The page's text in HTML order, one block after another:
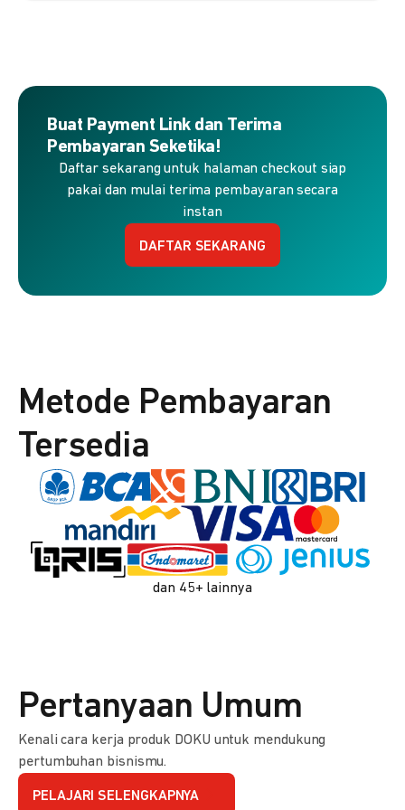
Buat Payment Link dan Terima
Pembayaran Seketika!
Daftar sekarang untuk halaman checkout siap
pakai dan mulai terima pembayaran secara
instan
DAFTAR SEKARANG
Metode Pembayaran
Tersedia
dan 45+ lainnya
Pertanyaan Umum
Kenali cara kerja produk DOKU untuk mendukung
pertumbuhan bisnismu.
PELAJARI SELENGKAPNYA